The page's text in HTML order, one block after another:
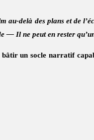
au-delà des plans et de
— Il ne peut en rester
bâtir un socle narratif